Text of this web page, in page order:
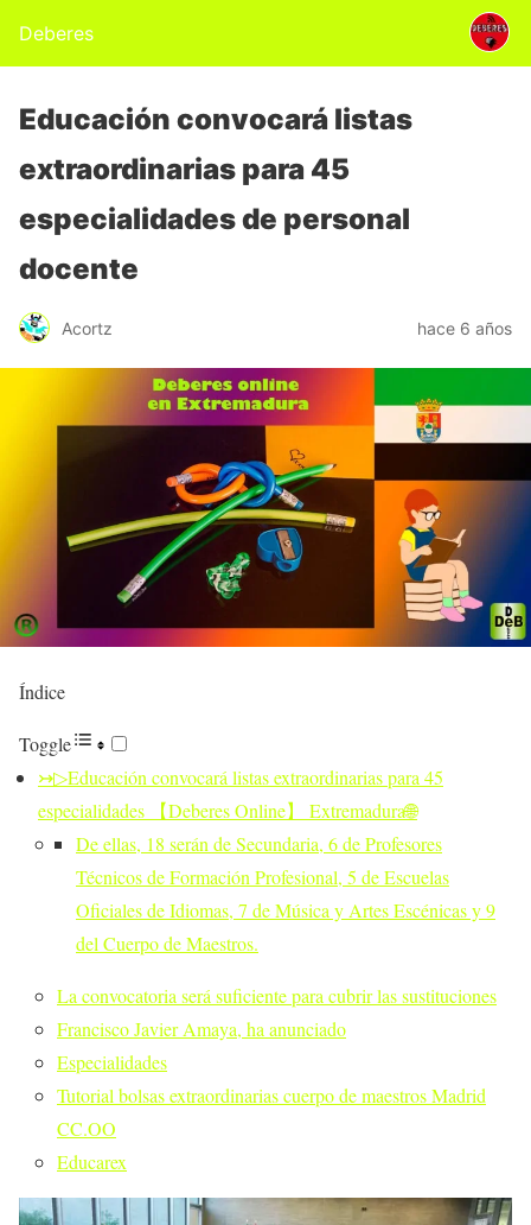
Deberes
Educación convocará listas
extraordinarias para 45
especialidades de personal
docente
Acortz hace 6 años
Índice
Toggle
↣▷Educación convocará listas extraordinarias para 45
especialidades 【Deberes Online】 Extremadura🌐
De ellas, 18 serán de Secundaria, 6 de Profesores
Técnicos de Formación Profesional, 5 de Escuelas
Oficiales de Idiomas, 7 de Música y Artes Escénicas y 9
del Cuerpo de Maestros.
La convocatoria será suficiente para cubrir las sustituciones
Francisco Javier Amaya, ha anunciado
Especialidades
Tutorial bolsas extraordinarias cuerpo de maestros Madrid
CC.OO
Educarex